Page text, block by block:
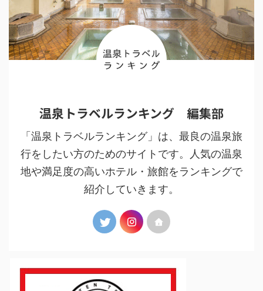
温泉トラベルランキング 編集部
「温泉トラベルランキング」は、最良の温泉旅
行をしたい方のためのサイトです。人気の温泉
地や満足度の高いホテル・旅館をランキングで
紹介していきます。